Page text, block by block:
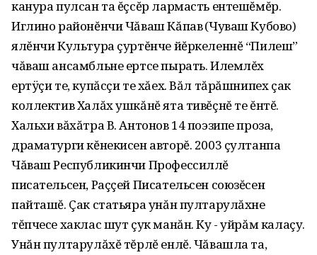
канура пулсан та ĕçсĕр лармасть ентешĕмĕр.
Иглино районĕнчи Чăваш Кăпавӗ (Чуваш Кубово)
ялĕнчи Культура çуртĕнче йĕркеленнĕ “Пилеш”
чăваш ансамбльне ертсе пырать. Илемлĕх
ертÿçи те, купăсçи те хăех. Вăл тăрăшнипех çак
коллектив Халăх ушкăнĕ ята тивĕçнĕ те ĕнтĕ.
Хальхи вăхăтра В. Антонов 14 поэзипе проза,
драматурги кĕнекисен авторĕ. 2003 çултанпа
Чăваш Республикинчи Профессиллĕ
писательсен, Раççей Писательсен союзĕсен
пайташĕ. Çак статьяра унăн пултарулăхне
тĕпчесе хаклас шут çук манăн. Ку - уйрăм калаçу.
Унăн пултарулăхĕ тĕрлĕ енлĕ. Чăвашла та,